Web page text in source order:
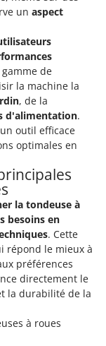
un aspect
gamme de
la machine la
, de la
d'alimentation.
outil efficace
optimales en
la tondeuse à
besoins en
. Cette
répond le mieux à
préférences
directement le
la durabilité de la
à roues